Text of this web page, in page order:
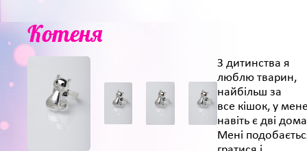
Котеня
З дитинства я
люблю тварин,
найбільш за
все кішок, у мене
навіть є дві
Мені